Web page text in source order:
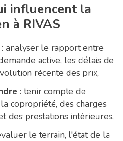
influencent la
à RIVAS
: analyser le rapport entre
active, les délais de
récente des prix,
: tenir compte de
copropriété, des charges
des prestations intérieures,
le terrain, l'état de la